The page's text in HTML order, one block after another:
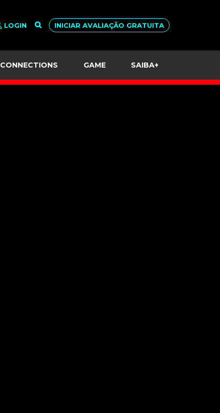
LOGIN INICIAR AVALIAÇÃO GRATUITA
CONNECTIONS GAME SAIBA+